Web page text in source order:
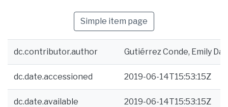
Simple item page
dc.contributor.author Gutiérrez Conde, Emily
dc.date.accessioned 2019-06-14T15:53:15Z
dc.date.available 2019-06-14T15:53:15Z